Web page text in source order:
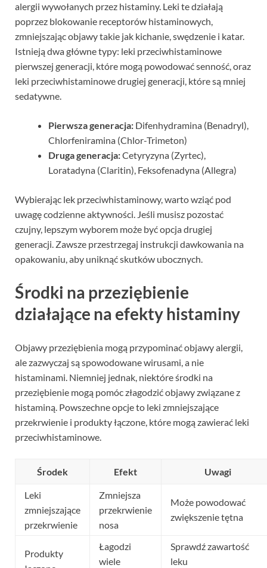
alergii wywołanych przez histaminy. Leki te działają
poprzez blokowanie receptorów histaminowych,
zmniejszając objawy takie jak kichanie, swędzenie i katar.
Istnieją dwa główne typy: leki przeciwhistaminowe
pierwszej generacji, które mogą powodować senność, oraz
leki przeciwhistaminowe drugiej generacji, które są mniej
sedatywne.
Pierwsza generacja: Difenhydramina (Benadryl),
Chlorfeniramina (Chlor-Trimeton)
Druga generacja:Cetyryzyna (Zyrtec),
Loratadyna (Claritin), Feksofenadyna (Allegra)
Wybierając lek przeciwhistaminowy, warto wziąć pod
uwagę codzienne aktywności. Jeśli musisz pozostać
czujny, lepszym wyborem może być opcja drugiej
generacji. Zawsze przestrzegaj instrukcji dawkowania na
opakowaniu, aby uniknąć skutków ubocznych.
Środki na przeziębienie
działające na efekty histaminy
Objawy przeziębienia mogą przypominać objawy alergii,
ale zazwyczaj są spowodowane wirusami, a nie
histaminami. Niemniej jednak, niektóre środki na
przeziębienie mogą pomóc złagodzić objawy związane z
histaminą. Powszechne opcje to leki zmniejszające
przekrwienie i produkty łączone, które mogą zawierać leki
przeciwhistaminowe.
Środek Efekt Uwagi
Leki
zmniejszające
przekrwienie
Zmniejsza
przekrwienie
nosa
Może powodować
zwiększenie tętna
Produkty
Łagodzi
wiele
Sprawdź zawartość
leku